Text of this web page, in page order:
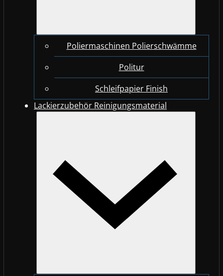
Poliermaschinen Polierschwämme
Politur
Schleifpapier Finish
Lackierzubehör Reinigungsmaterial